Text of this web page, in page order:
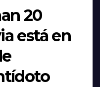
20
está en